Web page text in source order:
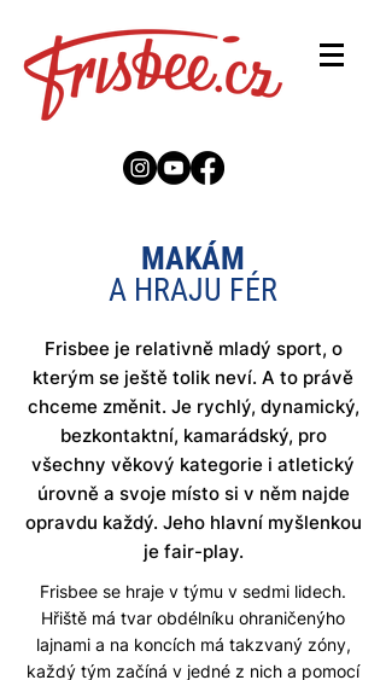
MAKÁM
A HRAJU FÉR
Frisbee je relativně mladý sport, o
kterým se ještě tolik neví. A to právě
chceme změnit. Je rychlý, dynamický,
bezkontaktní, kamarádský, pro
všechny věkový kategorie i atletický
úrovně a svoje místo si v něm najde
opravdu každý. Jeho hlavní myšlenkou
je fair-play.
Frisbee se hraje v týmu v sedmi lidech.
Hřiště má tvar obdélníku ohraničenýho
lajnami a na koncích má takzvaný zóny,
každý tým začíná v jedné z nich a pomocí